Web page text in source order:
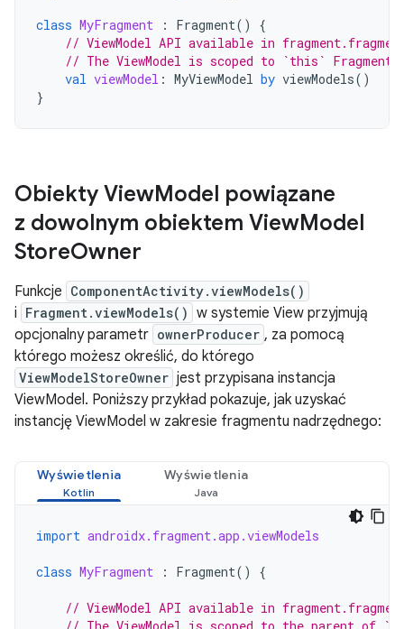
class MyFragment : Fragment()
{
// ViewModel API available in
// The ViewModel is scoped to `this` Fragment
val viewModel : MyViewModel by viewModels()
}
Obiekty ViewModel powiązane
z dowolnym obiektem ViewModel
StoreOwner
Funkcje ComponentActivity.viewModels()
i Fragment.viewModels() w systemie View przyjmują
opcjonalny parametr ownerProducer , za pomocą
którego możesz określić, do którego
ViewModelStoreOwner jest przypisana instancja
ViewModel. Poniższy przykład pokazuje, jak uzyskać
instancję ViewModel w zakresie fragmentu nadrzędnego:
Wyświetlenia Wyświetlenia
import androidx.fragment.app.viewModels
class MyFragment : Fragment() {
// ViewModel API available in